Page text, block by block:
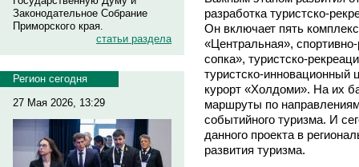
Законодательное Собрание
Приморского края.
статьи раздела
Регион сегодня
27 Мая 2026, 13:29
разработка туристско-
Он включает пять
«Центральная»,
сопка», туристско-
туристско-
курорт «Холдоми». На их
маршруты по направлениям
событийного туризма. И
данного проекта в
развития туризма.